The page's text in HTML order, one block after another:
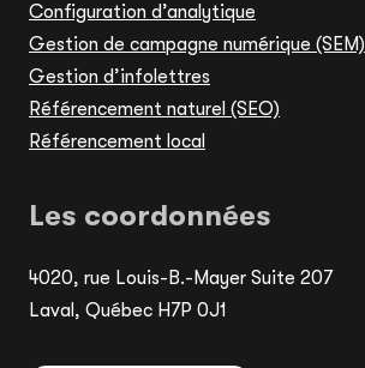
Configuration d’analytique
Gestion de campagne numérique (SEM)
Gestion d’infolettres
Référencement naturel (SEO)
Référencement local
Les coordonnées
4020, rue Louis-B.-Mayer Suite 207
Laval, Québec H7P 0J1